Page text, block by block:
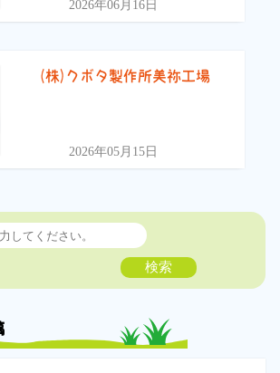
2026年06月16日
(株)クボタ製作所美祢工場
2026年05月15日
検索